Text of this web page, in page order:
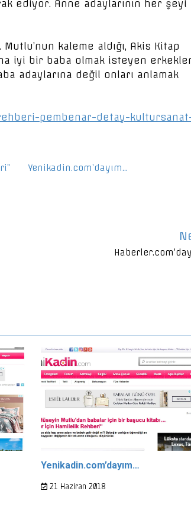
ediyor. Anne adaylarının her şeyi
kaleme aldığı, Akis Kitap
iyi bir baba olmak isteyen
adaylarına değil onları anlamak
pembenar-detay-
Yenikadin.com’dayım…
Yenikadin.com’dayım…
21 Haziran 2018